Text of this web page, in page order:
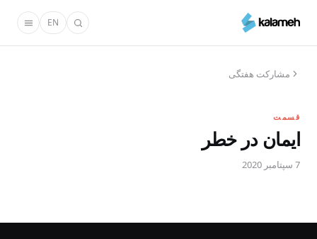
محتوای
EN
مشارکت هفتگی
قسمت
ایمان در خطر
7 سپتامبر 2020